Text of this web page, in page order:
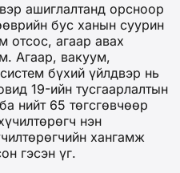
ашиглалтанд орсноор
бус ханын суурин
отсос, агаар авах
Агаар, вакуум,
бүхий үйлдвэр нь
19-ийн тусгаарлалтын
нийт 65 төгсгөвчөөр
нэн
хангамж
гэсэн үг.